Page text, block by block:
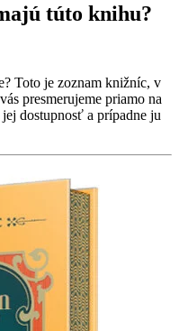
túto knihu?
Toto je zoznam knižníc, v
presmerujeme priamo na
dostupnosť a prípadne ju